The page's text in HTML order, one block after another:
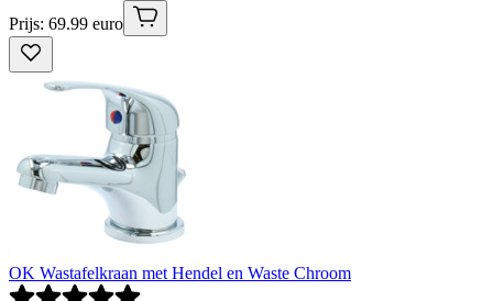
Prijs: 69.99 euro
OK Wastafelkraan met Hendel en Waste Chroom